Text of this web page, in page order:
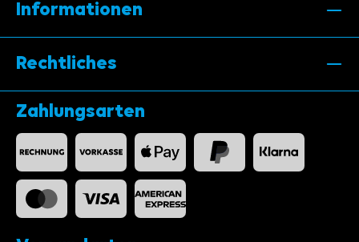
Informationen
Rechtliches
Zahlungsarten